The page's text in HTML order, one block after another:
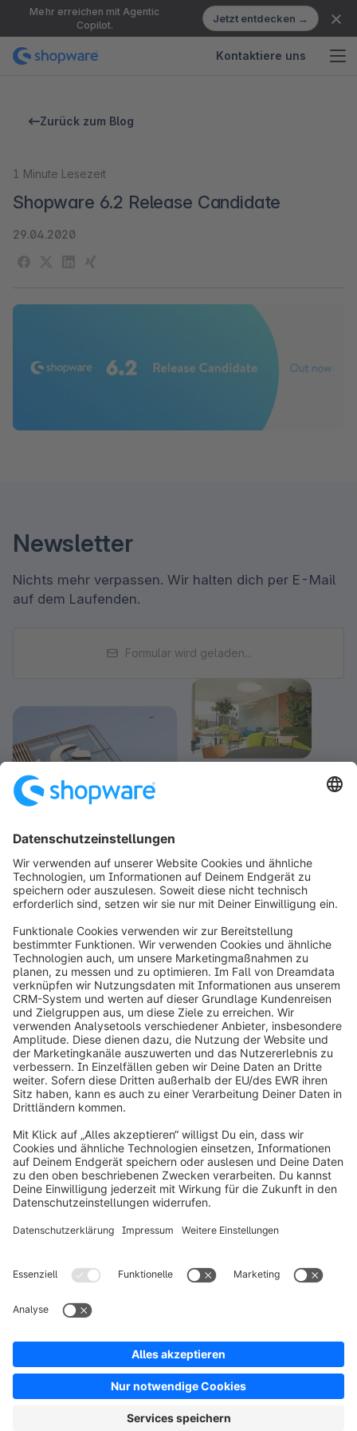
Mehr erreichen mit Agentic
Copilot.
Jetzt entdecken →
Kontaktiere uns
Zurück zum Blog
1 Minute Lesezeit
Shopware 6.2 Release Candidate
29.04.2020
Newsletter
Nichts mehr verpassen. Wir halten dich per E-Mail
auf dem Laufenden.
Formular wird geladen...
info@shopware.com
Produkt
Lösungen
Partner
Entwickler
Ressourcen
Copyright © shopware AG - Alle Rechte vorbehalten